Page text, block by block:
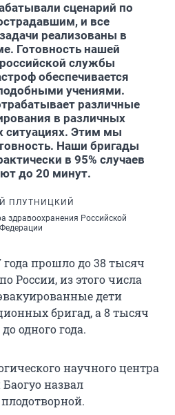
сценарий по
и все
реализованы в
Готовность нашей
службы
обеспечивается
учениями.
различные
в различных
ситуациях. Этим мы
Наши бригады
в 95% случаев
до 20 минут.
ПЛУТНИЦКИЙ
здравоохранения Российской
Федерации
года прошло до 38 тысяч
России, из этого числа
дети
бригад, а 8 тысяч
одного года.
научного центра
назвал